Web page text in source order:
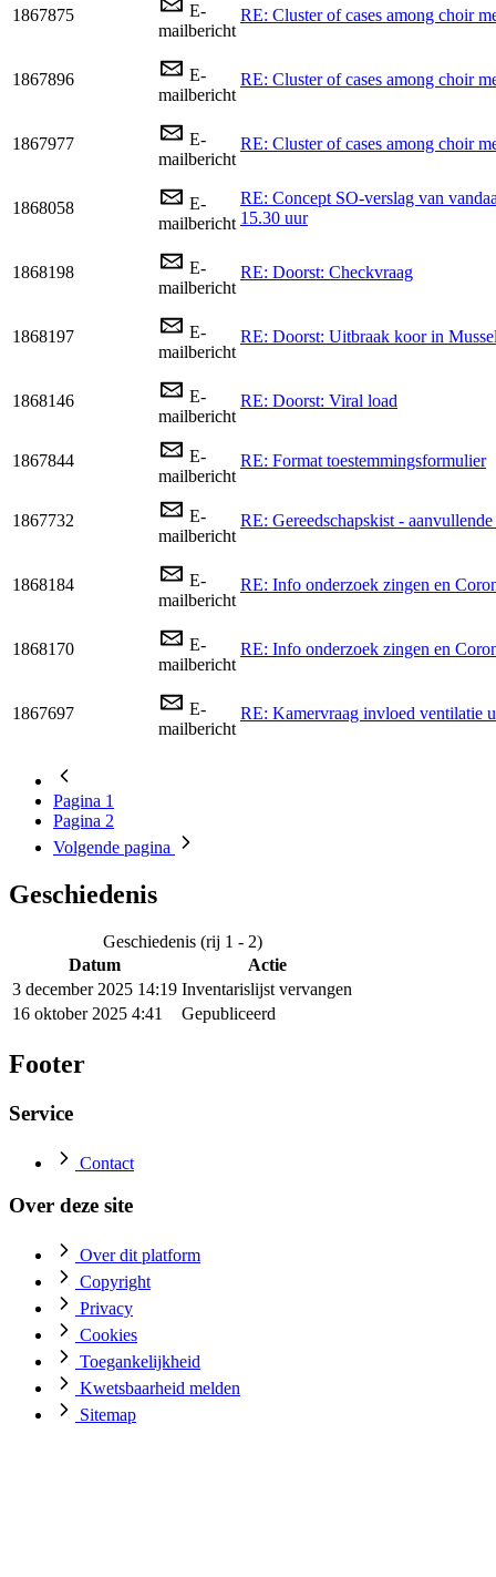
1867875
E-
mailbericht
RE: Cluster of cases among choir
1867896
E-
mailbericht
RE: Cluster of cases among choir
1867977
E-
mailbericht
RE: Cluster of cases among choir
1868058
E-
mailbericht
RE: Concept SO-verslag van
15.30 uur
1868198
E-
mailbericht
RE: Doorst: Checkvraag
1868197
E-
mailbericht
RE: Doorst: Uitbraak koor in
1868146
E-
mailbericht
RE: Doorst: Viral load
1867844
E-
mailbericht
RE: Format toestemmingsformulier
1867732
E-
mailbericht
RE: Gereedschapskist -
1868184
E-
mailbericht
RE: Info onderzoek zingen en
1868170
E-
mailbericht
RE: Info onderzoek zingen en
1867697
E-
mailbericht
RE: Kamervraag invloed ventilatie
Pagina 1
Pagina 2
Volgende pagina
Geschiedenis
Geschiedenis (rij 1 - 2)
Datum
Actie
3 december 2025 14:19 Inventarislijst vervangen
16 oktober 2025 4:41
Gepubliceerd
Footer
Service
Contact
Over deze site
Over dit platform
Copyright
Privacy
Cookies
Toegankelijkheid
Kwetsbaarheid melden
Sitemap